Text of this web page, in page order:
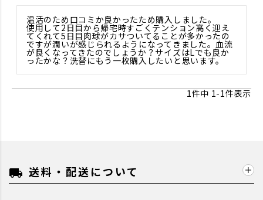
温活のため口コミか良かったため購入しました。
使用して2日目から帰宅時すごくテンション高く迎え
てくれて5日目肉球がカサついてることが多かったの
ですが潤いが感じられるようになってきました。血流
が良くなってきたのでしょうか？サイズはLでも良か
1件中 1-1件表示
local_shipping 送料・配送について